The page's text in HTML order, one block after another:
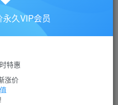
看
购买
建议登陆后购买，可保存购买订单
久VIP会员
特惠
涨价